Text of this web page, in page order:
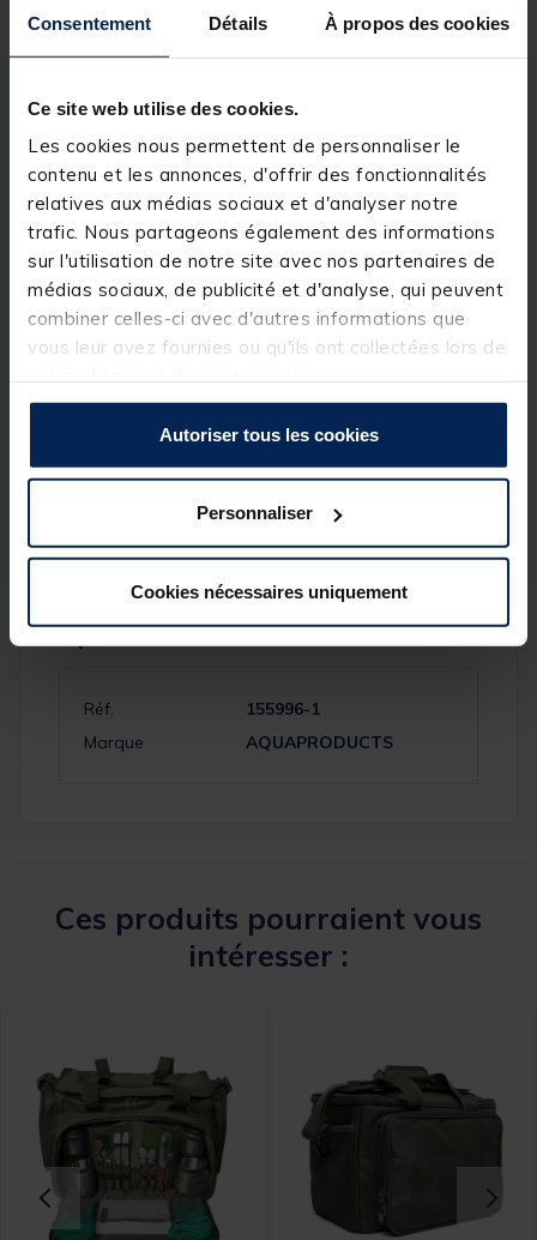
Consentement Détails À propos des cookies
Ce site web utilise des cookies.
Les cookies nous permettent de personnaliser le
contenu et les annonces, d'offrir des fonctionnalités
relatives aux médias sociaux et d'analyser notre
trafic. Nous partageons également des informations
sur l'utilisation de notre site avec nos partenaires de
médias sociaux, de publicité et d'analyse, qui peuvent
combiner celles-ci avec d'autres informations que
vous leur avez fournies ou qu'ils ont collectées lors de
Autoriser tous les cookies
Personnaliser
Cookies nécessaires uniquement
dimensionné pour accueillir une cuisinière, une poêle
à frire, des ustensiles, un sac de kit d'infusion, un
ensemble d'aliments compact ou toute une série
latérales , un compartiment arrière zippé et une
poche zippée en filet sur la face inférieure du
couvercle offre de multiples options de rangement.
Une
bandoulière rembourrée confortable et des
poignées de transport facilitent le transport, et la
base Nyplax imperméable empêche toute
pénétration d'eau lorsqu'elle est placée sur une
surface humide.
Détails
Caractéristiques:
Tissu Endura.
Bandoulière rembourrée confortable et poignées de
Dimensions: 24cm x 24cm x 40cm
Spécifications
Réf.
155996-1
Marque
AQUAPRODUCTS
Ces produits pourraient vous
intéresser :